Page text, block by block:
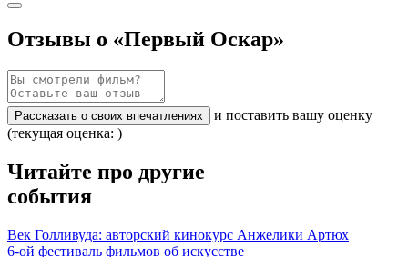
Отзывы о «Первый Оскар»
Рассказать о своих впечатлениях
и поставить вашу оценку
(текущая оценка: )
Читайте про другие
события
Век Голливуда: авторский кинокурс Анжелики Артюх
6-ой фестиваль фильмов об искусстве